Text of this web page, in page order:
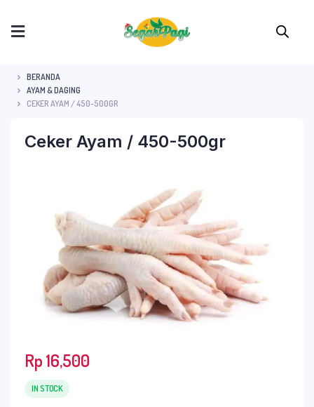
BERANDA
AYAM & DAGING
CEKER AYAM / 450-500GR
Ceker Ayam / 450-500gr
Rp16,500
IN STOCK